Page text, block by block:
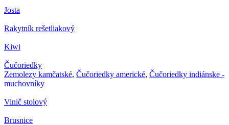
Josta
Rakytník rešetliakový
Kiwi
Čučoriedky
Zemolezy kamčatské, Čučoriedky americké, Čučoriedky indiánske -
muchovníky
Vinič stolový
Brusnice